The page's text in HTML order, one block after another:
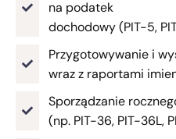
na podatek
dochodowy (PIT-5,
Przygotowywanie i
wraz z raportami
Sporządzanie
(np. PIT-36, PIT-36L,